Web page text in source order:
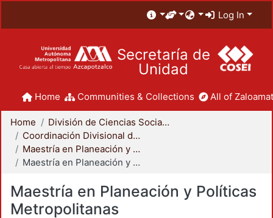
Log In
Secretaría de
Unidad
Home Communities & Collections All of
Home
División de Ciencias Sociales y Humanidades
Coordinación Divisional de Posgrado
Maestría en Planeación y Políticas Metropolitanas
Maestría en Planeación y Políticas Metropolitanas
Maestría en Planeación y Políticas
Metropolitanas